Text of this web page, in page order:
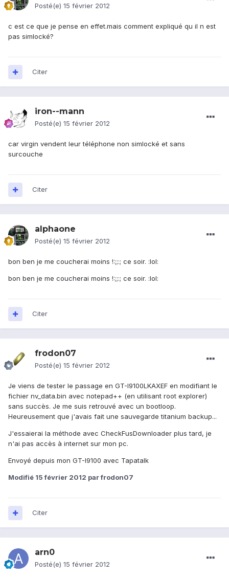
Posté(e) 15 février 2012
c est ce que je pense en effet.mais comment expliqué qu il n est
pas simlocké?
Citer
iron--mann
Posté(e) 15 février 2012
car virgin vendent leur téléphone non simlocké et sans
surcouche
Citer
alphaone
Posté(e) 15 février 2012
bon ben je me coucherai moins !:;;:; ce soir. :lol:
bon ben je me coucherai moins !:;;:; ce soir. :lol:
Citer
frodon07
Posté(e) 15 février 2012
Je viens de tester le passage en GT-I9100LKAXEF en modifiant le
fichier nv_data.bin avec notepad++ (en utilisant root explorer)
sans succès. Je me suis retrouvé avec un bootloop.
Heureusement que j'avais fait une sauvegarde titanium backup...
J'essaierai la méthode avec CheckFusDownloader plus tard, je
n'ai pas accès à internet sur mon pc.
Envoyé depuis mon GT-I9100 avec Tapatalk
Modifié 15 février 2012 par frodon07
Citer
arn0
Posté(e) 15 février 2012